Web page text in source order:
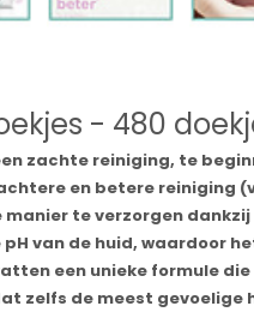
- 480
zachte reiniging, te
en betere reiniging
te verzorgen
van de huid, waardoor
een unieke formule
zelfs de meest gevoelige